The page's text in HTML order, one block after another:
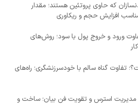
که حاوی پروتئین هستند؛ مقدار
افزایش حجم و ریکاوری
ورود و خروج پول با سود؛ روش‌های
تفاوت گناه سالم با خودسرزنشگری؛ راه‌های
مدیریت استرس و تقویت فن بیان؛ ساخت و